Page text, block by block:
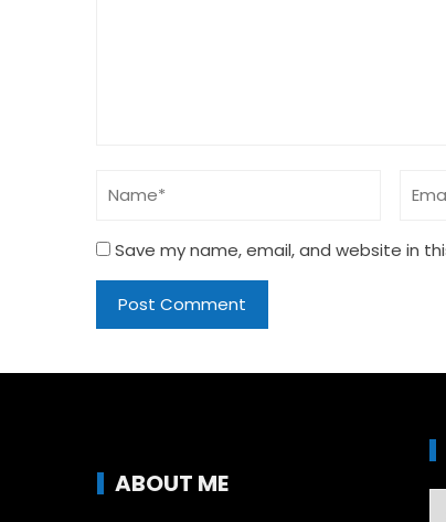
Save my name, email, and website in
ABOUT ME